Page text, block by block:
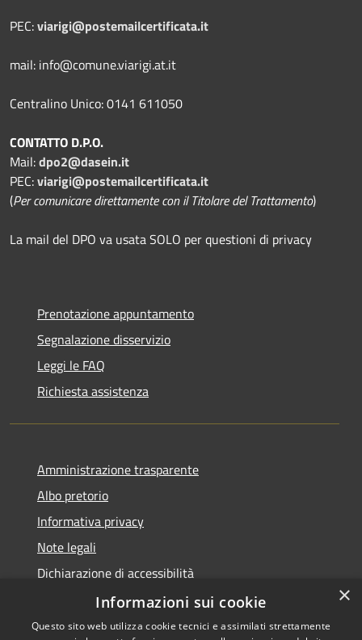
PEC:viarigi@postemailcertificata.it
mail: info@comune.viarigi.at.it
Centralino Unico: 0141 611050
CONTATTO D.P.O.
Mail:dpo2@dasein.it
PEC:viarigi@postemailcertificata.it
(Per comunicare direttamente con il Titolare del Trattamento)
La mail del DPO va usata SOLO per questioni di privacy
Prenotazione appuntamento
Segnalazione disservizio
Leggi le FAQ
Richiesta assistenza
Amministrazione trasparente
Albo pretorio
Informativa privacy
Note legali
Dichiarazione di accessibilità
Piano di miglioramento dei servizi
×
Informazioni sui cookie
Questo sito web utilizza cookie tecnici e assimilati strettamente